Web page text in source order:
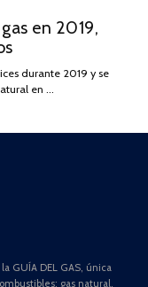
en 2019,
durante 2019 y se
en …
GUÍA DEL GAS, única
gas natural,